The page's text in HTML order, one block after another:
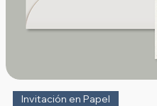
Invitación en Papel